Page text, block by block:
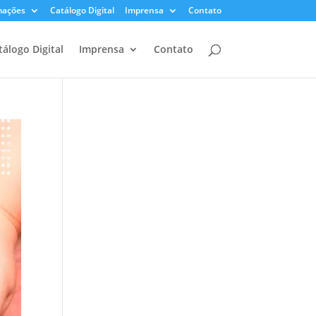
Catálogo Digital Imprensa Contato
Digital Imprensa Contato